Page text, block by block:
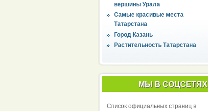
вершины Урала
Самые красивые места
Татарстана
Город Казань
Растительность Татарстана
МЫ В СОЦСЕТЯХ
Список официальных страниц в